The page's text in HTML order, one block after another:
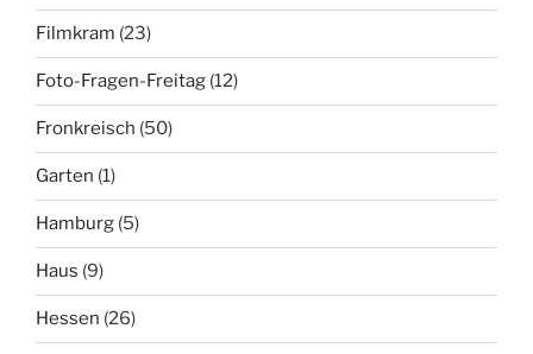
Filmkram (23)
Foto-Fragen-Freitag (12)
Fronkreisch (50)
Garten (1)
Hamburg (5)
Haus (9)
Hessen (26)